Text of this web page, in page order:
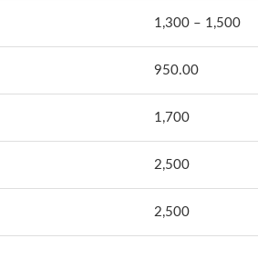
1,300 – 1,500
950.00
1,700
2,500
2,500